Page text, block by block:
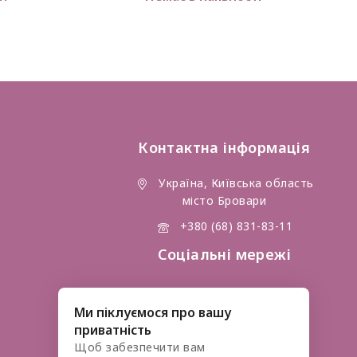
Контактна інформація
Україна, Київська область
місто Бровари
+380 (68) 831-83-11
Соціальні мережі
Ми піклуємося про вашу
приватність
Щоб забезпечити вам